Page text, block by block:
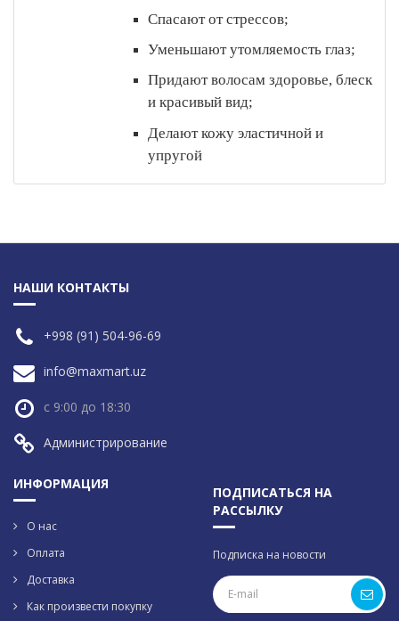
Спасают от стрессов;
Уменьшают утомляемость глаз;
Придают волосам здоровье, блеск
и красивый вид;
Делают кожу эластичной и
упругой
НАШИ КОНТАКТЫ
+998 (91) 504-96-69
info@maxmart.uz
с 9:00 до 18:30
Администрирование
ИНФОРМАЦИЯ
О нас
Оплата
Доставка
Как произвести покупку
ПОДПИСАТЬСЯ НА
РАССЫЛКУ
Подписка на новости